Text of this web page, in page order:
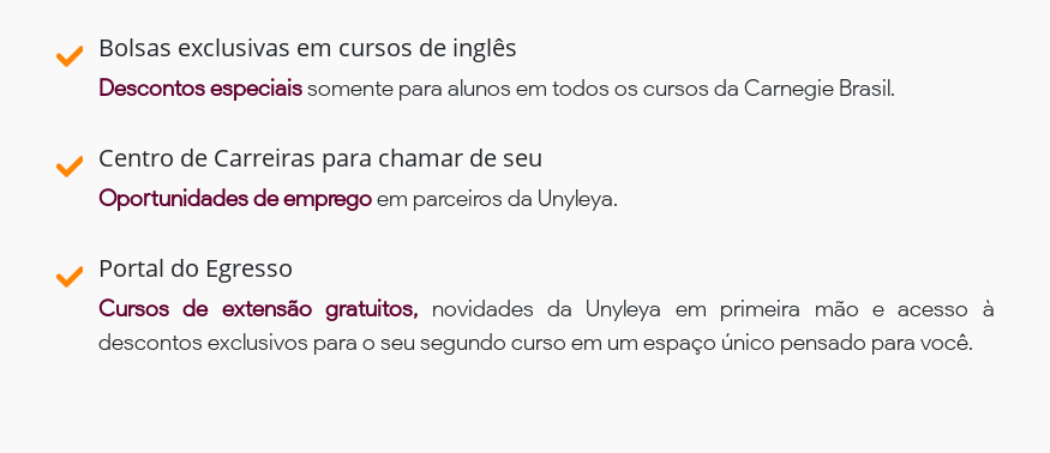
Bolsas exclusivas em cursos de inglês
Descontos especiaissomente para alunos em todos os cursos da Carnegie Brasil.
Centro de Carreiras para chamar de seu
Oportunidades de empregoem parceiros da Unyleya.
Portal do Egresso
Cursos de extensão gratuitos, novidades da Unyleya em primeira mão e acesso à
descontos exclusivos para o seu segundo curso em um espaço único pensado para você.